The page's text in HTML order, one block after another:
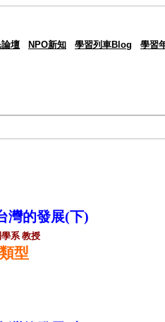
壇 NPO新知 學習列車Blog 學習
灣的發展(下)
系 教授
型